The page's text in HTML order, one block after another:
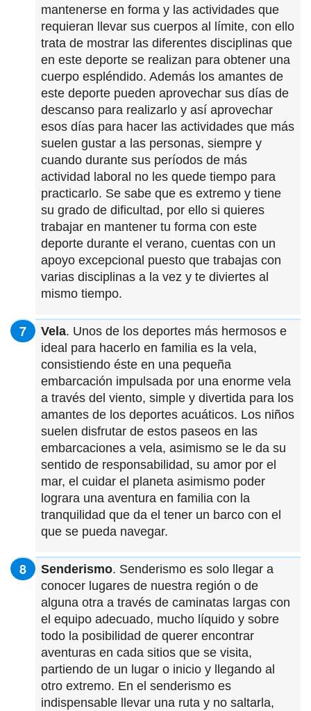
mantenerse en forma y las actividades que
requieran llevar sus cuerpos al límite, con ello
trata de mostrar las diferentes disciplinas que
en este deporte se realizan para obtener una
cuerpo espléndido. Además los amantes de
este deporte pueden aprovechar sus días de
descanso para realizarlo y así aprovechar
esos días para hacer las actividades que más
suelen gustar a las personas, siempre y
cuando durante sus períodos de más
actividad laboral no les quede tiempo para
practicarlo. Se sabe que es extremo y tiene
su grado de dificultad, por ello si quieres
trabajar en mantener tu forma con este
deporte durante el verano, cuentas con un
apoyo excepcional puesto que trabajas con
varias disciplinas a la vez y te diviertes al
mismo tiempo.
Vela. Unos de los deportes más hermosos e
ideal para hacerlo en familia es la vela,
consistiendo éste en una pequeña
embarcación impulsada por una enorme vela
a través del viento, simple y divertida para los
amantes de los deportes acuáticos. Los niños
suelen disfrutar de estos paseos en las
embarcaciones a vela, asimismo se le da su
sentido de responsabilidad, su amor por el
mar, el cuidar el planeta asimismo poder
lograra una aventura en familia con la
tranquilidad que da el tener un barco con el
que se pueda navegar.
Senderismo. Senderismo es solo llegar a
conocer lugares de nuestra región o de
alguna otra a través de caminatas largas con
el equipo adecuado, mucho líquido y sobre
todo la posibilidad de querer encontrar
aventuras en cada sitios que se visita,
partiendo de un lugar o inicio y llegando al
otro extremo. En el senderismo es
indispensable llevar una ruta y no saltarla,